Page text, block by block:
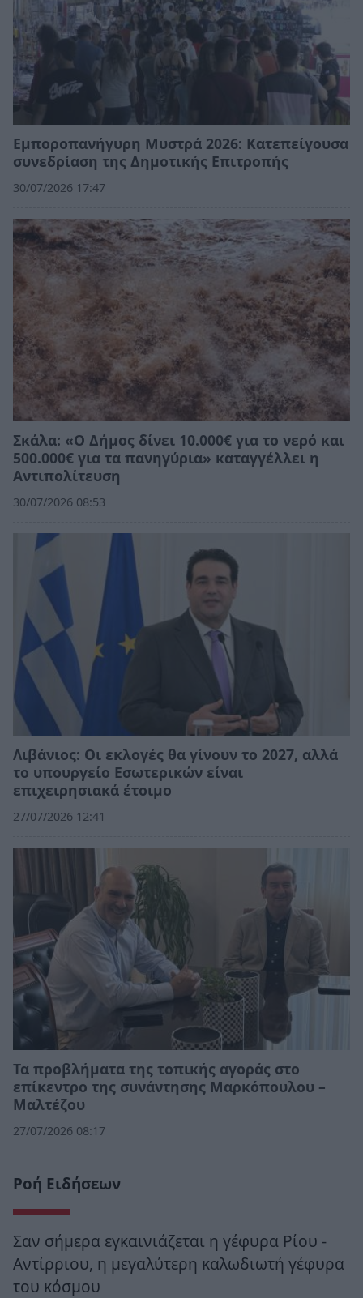
Εμποροπανήγυρη Μυστρά 2026: Κατεπείγουσα
συνεδρίαση της Δημοτικής Επιτροπής
30/07/2026 17:47
Σκάλα: «Ο Δήμος δίνει 10.000€ για το νερό και
500.000€ για τα πανηγύρια» καταγγέλλει η
Αντιπολίτευση
30/07/2026 08:53
Λιβάνιος: Οι εκλογές θα γίνουν το 2027, αλλά
το υπουργείο Εσωτερικών είναι
επιχειρησιακά έτοιμο
27/07/2026 12:41
Τα προβλήματα της τοπικής αγοράς στο
επίκεντρο της συνάντησης Μαρκόπουλου –
Μαλτέζου
27/07/2026 08:17
Ροή Ειδήσεων
Σαν σήμερα εγκαινιάζεται η γέφυρα Ρίου -
Αντίρριου, η μεγαλύτερη καλωδιωτή γέφυρα
του κόσμου